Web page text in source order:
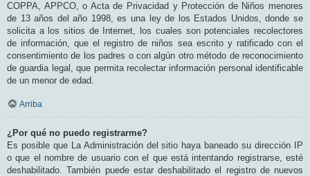
COPPA, APPCO, o Acta de Privacidad y Protección de Niños menores
de 13 años del año 1998, es una ley de los Estados Unidos, donde se
solicita a los sitios de Internet, los cuales son potenciales recolectores
de información, que el registro de niños sea escrito y ratificado con el
consentimiento de los padres o con algún otro método de reconocimiento
de guardia legal, que permita recolectar información personal identificable
de un menor de edad.
Arriba
¿Por qué no puedo registrarme?
Es posible que La Administración del sitio haya baneado su dirección IP
o que el nombre de usuario con el que está intentando registrarse, esté
deshabilitado. También puede estar deshabilitado el registro de nuevos